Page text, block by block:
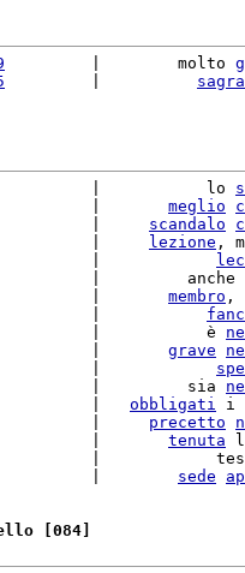
         |        molto
|           lo
meglio
scandalo
lezione ,
|
membro ,
|           è
grave
|         sia
obbligati i
precetto
tenuta
|
sede
[084]